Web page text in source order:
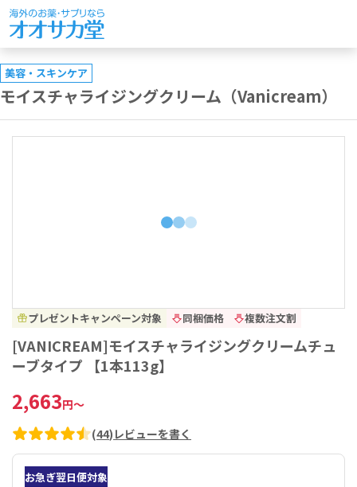
美容・スキンケア
モイスチャライジングクリーム（Vanicream）
プレゼントキャンペーン対象 同梱価格 複数注文割
[VANICREAM]モイスチャライジングクリームチュ
ーブタイプ 【1本113g】
2,663円～
(44) レビューを書く
お急ぎ翌日便対象